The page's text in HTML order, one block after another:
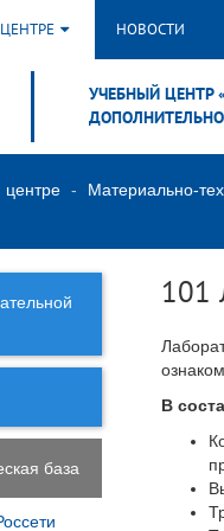
НОВОСТИ
УЧЕБНЫЙ ЦЕНТР
Материально-
база
В